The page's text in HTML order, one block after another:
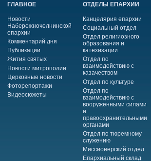
ГЛАВНОЕ
Новости
Набережночелнинской
епархии
Комментарий дня
Публикации
Жития святых
Новости митрополии
Церковные новости
Фоторепортажи
Видеосюжеты
ОТДЕЛЫ ЕПАРХИИ
Канцелярия епархии
Социальный отдел
Отдел религиозного
образования и
катехизации
Отдел по
взаимодействию с
казачеством
Отдел по культуре
Отдел по
взаимодействию с
вооруженными силами
и
правоохранительными
органами
Отдел по тюремному
служению
Миссионерский отдел
Епархиальный склад